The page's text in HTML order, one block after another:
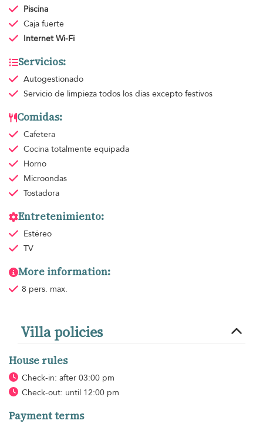
Piscina
Caja fuerte
Internet Wi-Fi
Servicios:
Autogestionado
Servicio de limpieza todos los días excepto festivos
Comidas:
Cafetera
Cocina totalmente equipada
Horno
Microondas
Tostadora
Entretenimiento:
Estéreo
TV
More information:
8 pers. max.
Villa policies
House rules
Check-in: after 03:00 pm
Check-out: until 12:00 pm
Payment terms